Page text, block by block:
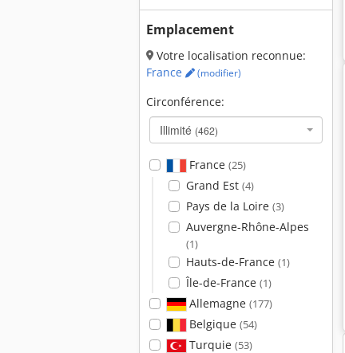
Emplacement
Votre localisation reconnue:
France
(modifier)
Circonférence:
Illimité (462)
France (25)
Grand Est (4)
Pays de la Loire (3)
Auvergne-Rhône-Alpes
(1)
Hauts-de-France (1)
Île-de-France (1)
Allemagne (177)
Belgique (54)
Turquie (53)